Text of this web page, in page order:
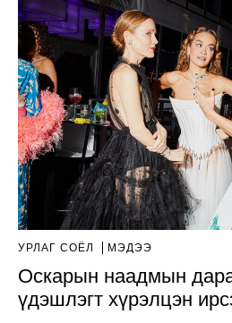
УРЛАГ СОЁЛ МЭДЭЭ
Оскарын наадмын
үдэшлэгт хүрэлцэн